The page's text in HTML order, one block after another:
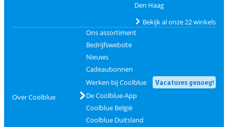
Den Haag
Bekijk al onze 22 winkels
Over Coolblue
Ons assortiment
Bedrijfswebsite
Nieuws
Cadeaubonnen
Werken bij Coolblue
Vacatures genoeg!
De Coolblue-App
Coolblue België
Coolblue Duitsland